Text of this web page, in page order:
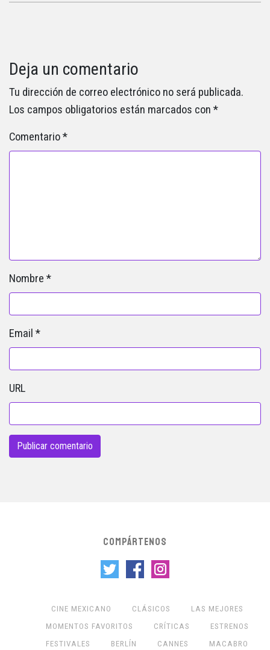
Deja un comentario
Tu dirección de correo electrónico no será publicada.
Los campos obligatorios están marcados con *
Comentario*
Nombre *
Email *
URL
COMPÁRTENOS
CINE MEXICANO CLÁSICOS
LAS MEJORES
MOMENTOS FAVORITOS
CRÍTICAS
ESTRENOS
FESTIVALES
BERLÍN CANNES MACABRO